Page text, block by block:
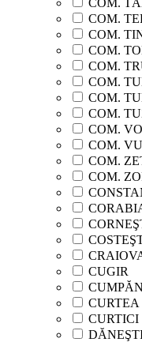
COM.
COM.
COM.
COM.
COM.
COM.
COM.
COM.
COM.
COM.
COM.
COM.
CUGIR
CURTEA
CURTICI